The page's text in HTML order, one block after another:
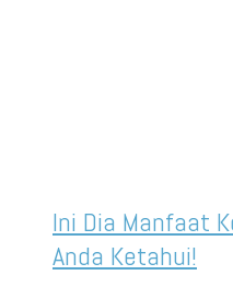
Ini Dia Manfaat
Anda Ketahui!